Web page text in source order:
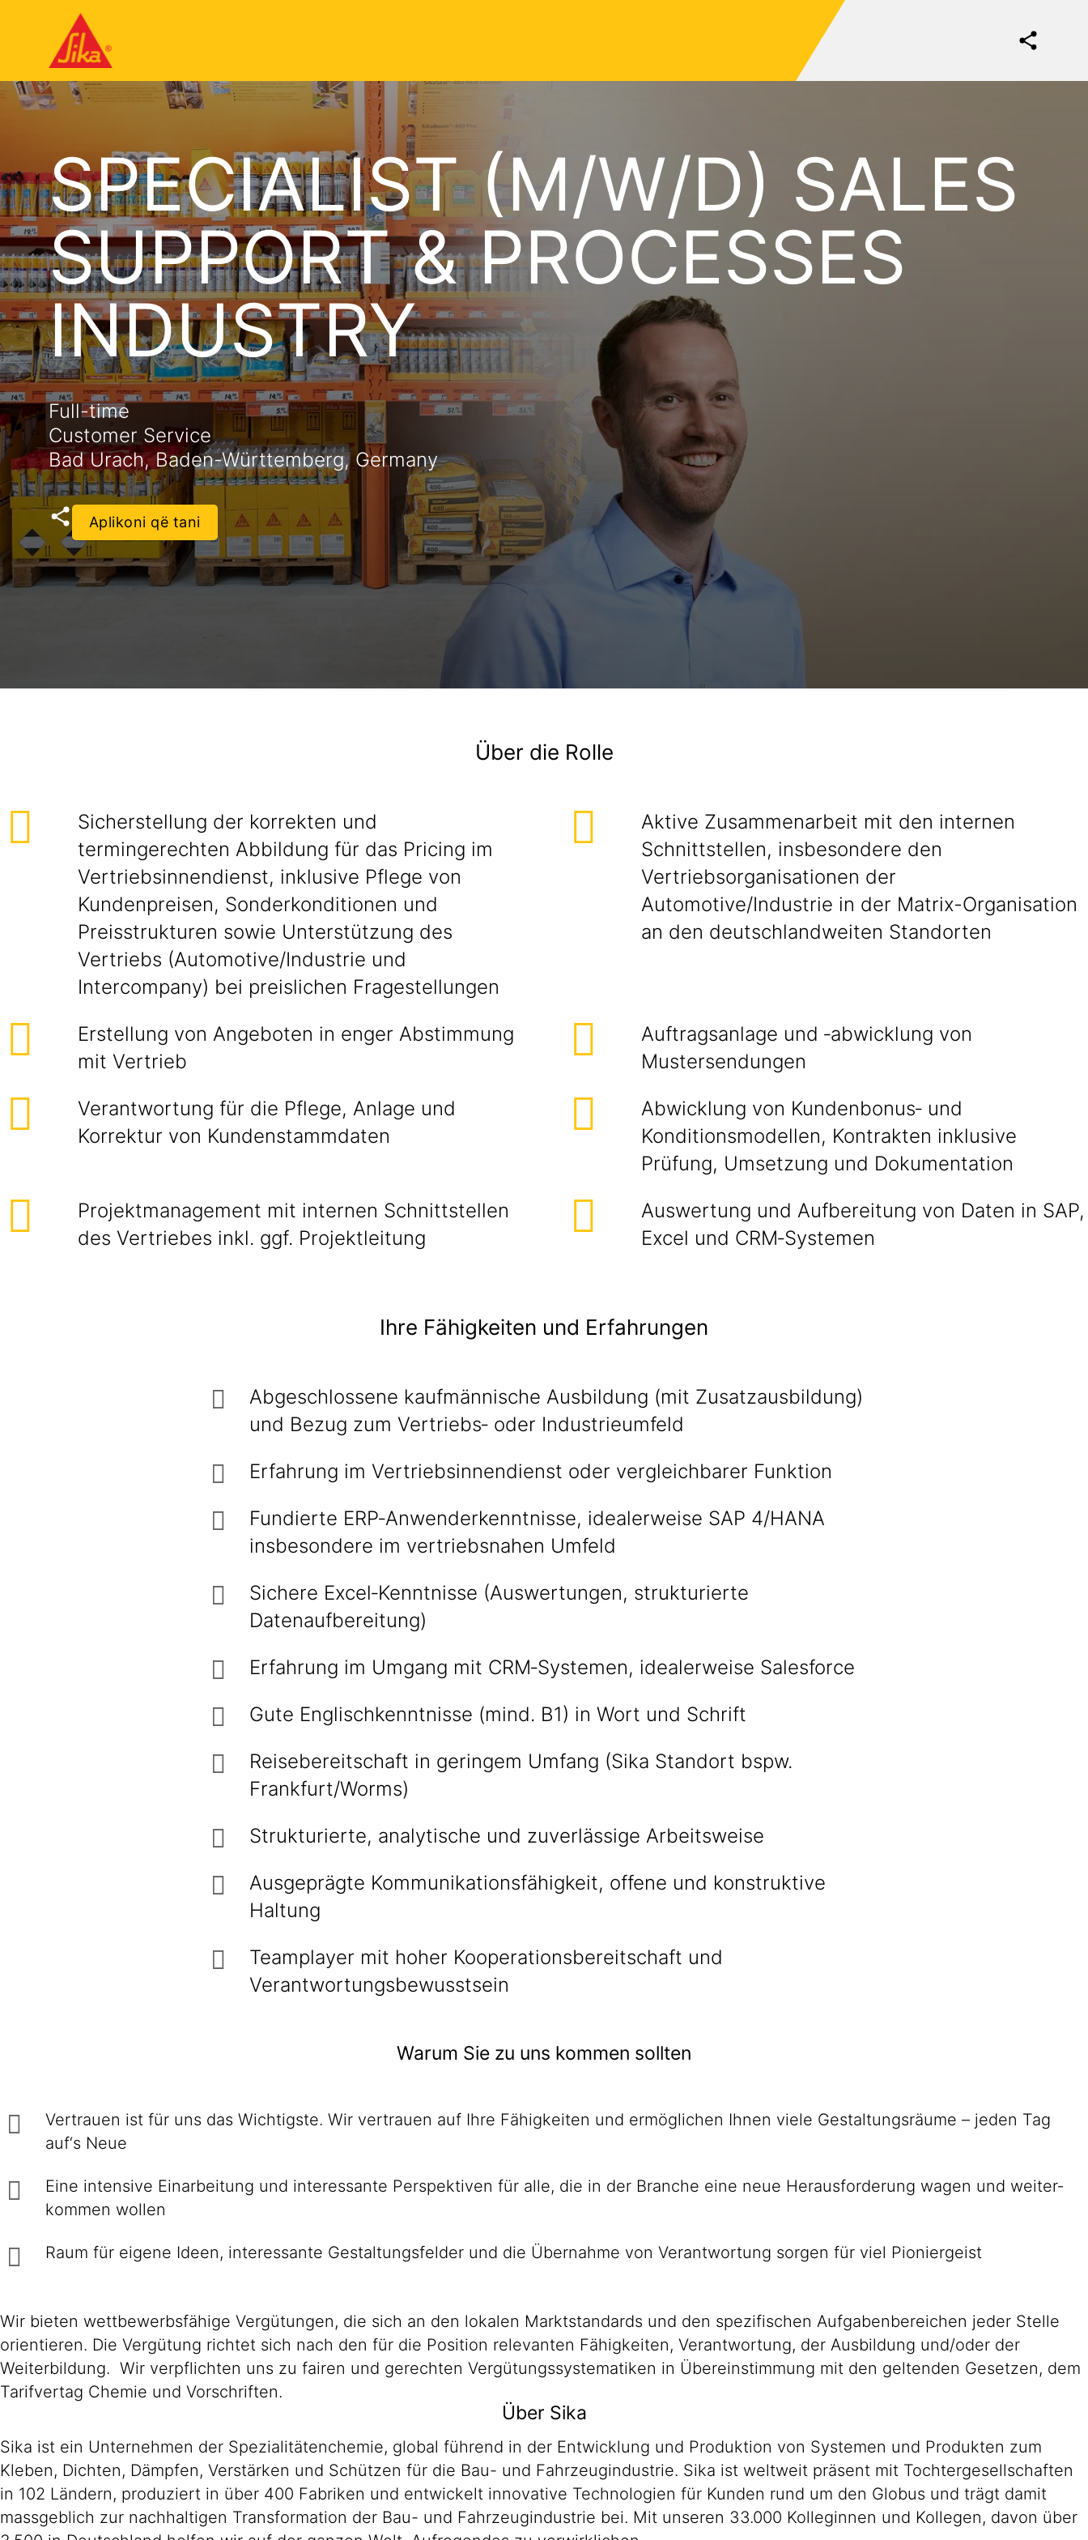
SPECIALIST (M/W/D) SALES
SUPPORT & PROCESSES
INDUSTRY
Full-time
Customer Service
Bad Urach, Baden-Württemberg, Germany
Aplikoni që tani
Über die Rolle
Sicherstellung der korrekten und
termingerechten Abbildung für das Pricing im
Vertriebsinnendienst, inklusive Pflege von
Kundenpreisen, Sonderkonditionen und
Preisstrukturen sowie Unterstützung des
Vertriebs (Automotive/Industrie und
Intercompany) bei preislichen Fragestellungen
Aktive Zusammenarbeit mit den internen
Schnittstellen, insbesondere den
Vertriebsorganisationen der
Automotive/Industrie in der Matrix-Organisation
an den deutschlandweiten Standorten
Erstellung von Angeboten in enger Abstimmung
mit Vertrieb
Auftragsanlage und ‑abwicklung von
Mustersendungen
Verantwortung für die Pflege, Anlage und
Korrektur von Kundenstammdaten
Abwicklung von Kundenbonus‑ und
Konditionsmodellen, Kontrakten inklusive
Prüfung, Umsetzung und Dokumentation
Projektmanagement mit internen Schnittstellen
des Vertriebes inkl. ggf. Projektleitung
Auswertung und Aufbereitung von Daten in SAP,
Excel und CRM‑Systemen
Ihre Fähigkeiten und Erfahrungen
Abgeschlossene kaufmännische Ausbildung (mit Zusatzausbildung)
und Bezug zum Vertriebs‑ oder Industrieumfeld
Erfahrung im Vertriebsinnendienst oder vergleichbarer Funktion
Fundierte ERP‑Anwenderkenntnisse, idealerweise SAP 4/HANA
insbesondere im vertriebsnahen Umfeld
Sichere Excel‑Kenntnisse (Auswertungen, strukturierte
Datenaufbereitung)
Erfahrung im Umgang mit CRM‑Systemen, idealerweise Salesforce
Gute Englischkenntnisse (mind. B1) in Wort und Schrift
Reisebereitschaft in geringem Umfang (Sika Standort bspw.
Frankfurt/Worms)
Strukturierte, analytische und zuverlässige Arbeitsweise
Ausgeprägte Kommunikationsfähigkeit, offene und konstruktive
Haltung
Teamplayer mit hoher Kooperationsbereitschaft und
Verantwortungsbewusstsein
Warum Sie zu uns kommen sollten
Vertrauen ist für uns das Wichtigste. Wir vertrauen auf Ihre Fähig­keiten und ermög­lichen Ihnen viele Gestaltungs­räume – jeden Tag
auf‘s Neue
Eine intensive Einarbei­tung und interes­sante Perspek­tiven für alle, die in der Branche eine neue Heraus­forderung wagen und weiter­
kommen wollen
Raum für eigene Ideen, inte­res­sante Ge­stal­tungs­felder und die Über­nahme von Ver­ant­wor­tung sorgen für viel Pionier­geist
Wir bieten wettbewerbsfähige Vergütungen, die sich an den lokalen Marktstandards und den spezifischen Aufgabenbereichen jeder Stelle
orientieren. Die Vergütung richtet sich nach den für die Position relevanten Fähigkeiten, Verantwortung, der Ausbildung und/oder der
Weiterbildung. Wir verpflichten uns zu fairen und gerechten Vergütungssystematiken in Übereinstimmung mit den geltenden Gesetzen, dem
Tarifvertag Chemie und Vorschriften.
Über Sika
Sika ist ein Unternehmen der Spezialitätenchemie, global führend in der Entwicklung und Produktion von Systemen und Produkten zum
Kleben, Dichten, Dämpfen, Verstärken und Schützen für die Bau- und Fahrzeugindustrie. Sika ist weltweit präsent mit Tochtergesellschaften
in 102 Ländern, produziert in über 400 Fabriken und entwickelt innovative Technologien für Kunden rund um den Globus und trägt damit
massgeblich zur nachhaltigen Transformation der Bau- und Fahrzeugindustrie bei. Mit unseren 33.000 Kolleginnen und Kollegen, davon über